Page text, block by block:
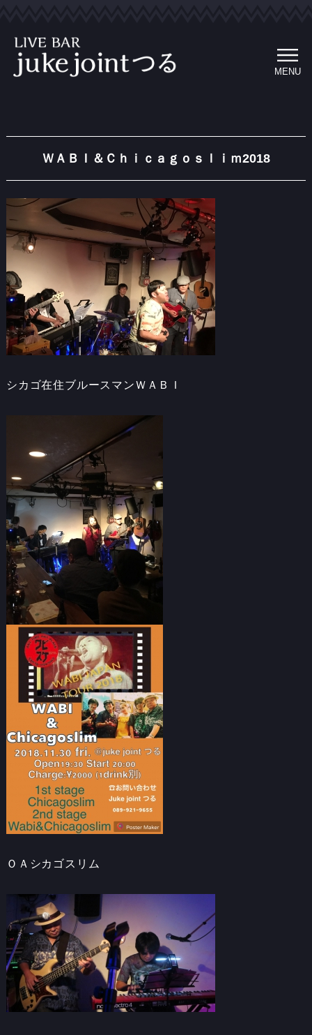
MENU
ＷＡＢＩ＆Ｃｈｉｃａｇｏｓｌｉｍ2018
シカゴ在住ブルースマンＷＡＢＩ
ＯＡシカゴスリム